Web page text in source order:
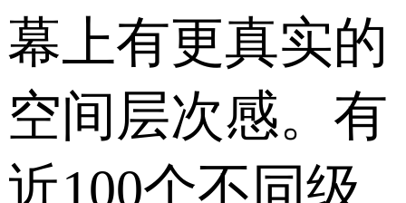
幕上有更真实的
空间层次感。有
近100个不同级